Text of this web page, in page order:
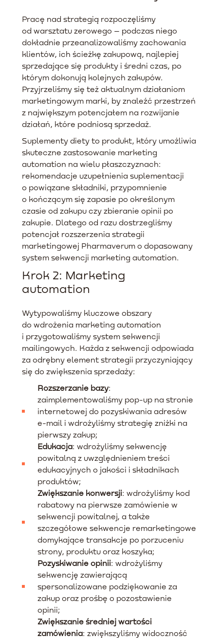
Pracę nad strategią rozpoczęliśmy
od warsztatu zerowego – podczas niego
dokładnie przeanalizowaliśmy zachowania
klientów, ich ścieżkę zakupową, najlepiej
sprzedające się produkty i średni czas, po
którym dokonują kolejnych zakupów.
Przyjrzeliśmy się też aktualnym działaniom
marketingowym marki, by znaleźć przestrzeń
z największym potencjałem na rozwijanie
działań, które podniosą sprzedaż.
Suplementy diety to produkt, który umożliwia
skuteczne zastosowanie marketing
automation na wielu płaszczyznach:
rekomendacje uzupełnienia suplementacji
o powiązane składniki, przypomnienie
o kończącym się zapasie po określonym
czasie od zakupu czy zbieranie opinii po
zakupie. Dlatego od razu dostrzegliśmy
potencjał rozszerzenia strategii
marketingowej Pharmaverum o dopasowany
system sekwencji marketing automation.
Krok 2: Marketing
automation
Wytypowaliśmy kluczowe obszary
do wdrożenia marketing automation
i przygotowaliśmy system sekwencji
mailingowych. Każda z sekwencji odpowiada
za odrębny element strategii przyczyniający
się do zwiększenia sprzedaży:
Rozszerzanie bazy:
zaimplementowaliśmy pop-up na stronie
internetowej do pozyskiwania adresów
e-mail i wdrożyliśmy strategię zniżki na
pierwszy zakup;
Edukacja: wdrożyliśmy sekwencję
powitalną z uwzględnieniem treści
edukacyjnych o jakości i składnikach
produktów;
Zwiększanie konwersji: wdrożyliśmy kod
rabatowy na pierwsze zamówienie w
sekwencji powitalnej, a także
szczegółowe sekwencje remarketingowe
domykające transakcje po porzuceniu
strony, produktu oraz koszyka;
Pozyskiwanie opinii: wdrożyliśmy
sekwencję zawierającą
spersonalizowane podziękowanie za
zakup oraz prośbę o pozostawienie
opinii;
Zwiększanie średniej wartości
zamówienia: zwiększyliśmy widoczność